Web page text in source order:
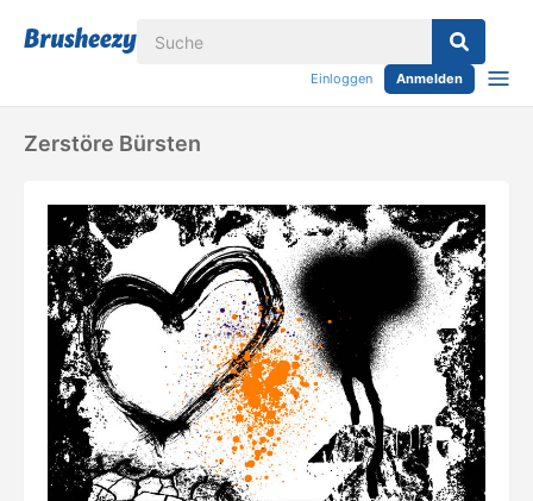
Einloggen Anmelden
Zerstöre Bürsten